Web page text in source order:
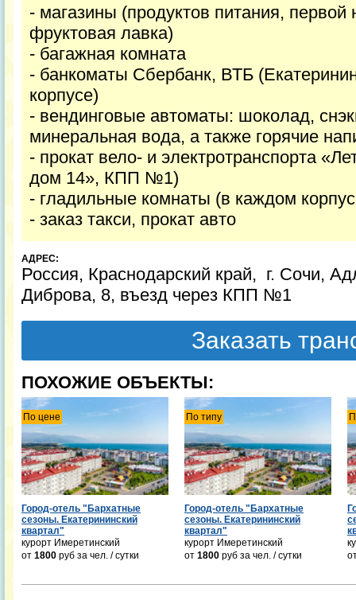
- магазины (продуктов питания, первой
фруктовая лавка)
- багажная комната
- банкоматы Сбербанк, ВТБ
корпусе)
- вендинговые автоматы: шоколад,
минеральная вода, а также горячие
- прокат вело- и электротранспорта
дом 14», КПП №1)
- гладильные комнаты (в каждом
- заказ такси, прокат авто
АДРЕС:
Россия, Краснодарский край, г. Сочи,
Диброва, 8, въезд через КПП №1
Заказать
ПОХОЖИЕ ОБЪЕКТЫ:
По цене
Город-отель "Бархатные
сезоны. Екатерининский
квартал"
курорт Имеретинский
от 1800 руб за чел. / сутки
По типу
Город-отель "Бархатные
сезоны. Екатерининский
квартал"
курорт Имеретинский
от 1800 руб за чел. / сутки